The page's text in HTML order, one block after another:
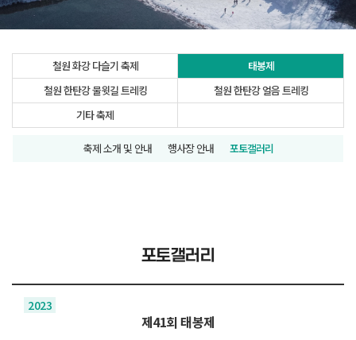
철원 화강 다슬기 축제 태봉제
축제 소개 및 안내 행사장 안내 포토갤러리
철원 한탄강 물윗길 트레킹
철원 한탄강 얼음 트레킹
기타 축제
포토갤러리
2023
제41회 태봉제